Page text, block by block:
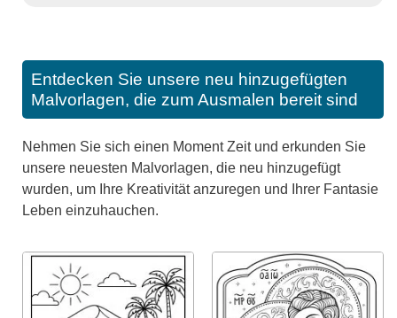
Entdecken Sie unsere neu hinzugefügten
Malvorlagen, die zum Ausmalen bereit sind
Nehmen Sie sich einen Moment Zeit und erkunden Sie
unsere neuesten Malvorlagen, die neu hinzugefügt
wurden, um Ihre Kreativität anzuregen und Ihrer Fantasie
Leben einzuhauchen.